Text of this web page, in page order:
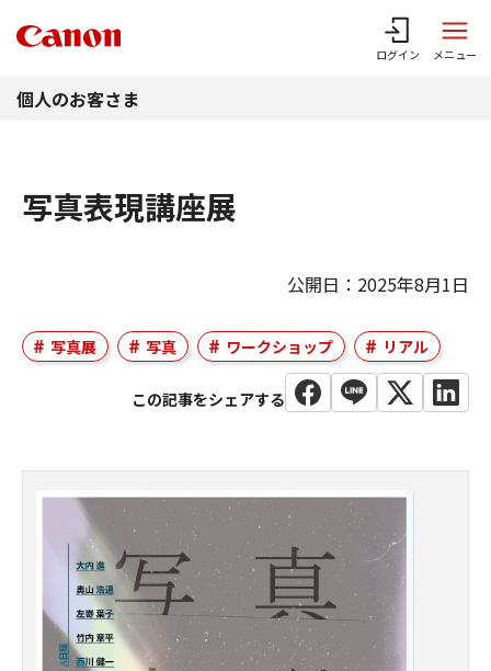
ログイン メニュー
個人のお客さま
写真表現講座展
公開日：2025年8月1日
写真展 写真 ワークショップ リアル